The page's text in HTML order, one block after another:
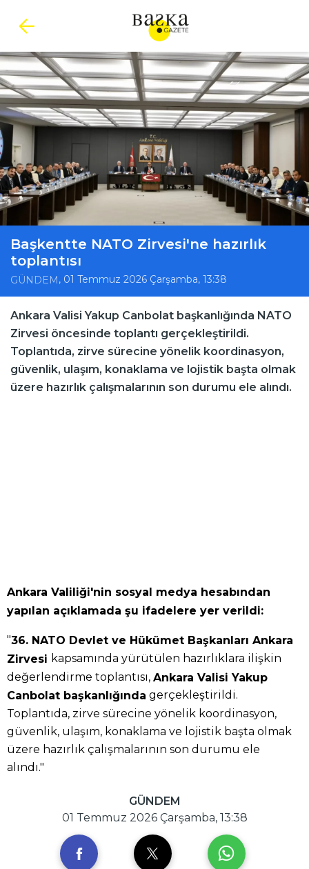
Başkentte NATO Zirvesi'ne hazırlık
toplantısı
GÜNDEM , 01 Temmuz 2026 Çarşamba, 13:38
Ankara Valisi Yakup Canbolat başkanlığında NATO
Zirvesi öncesinde toplantı gerçekleştirildi.
Toplantıda, zirve sürecine yönelik koordinasyon,
güvenlik, ulaşım, konaklama ve lojistik başta olmak
üzere hazırlık çalışmalarının son durumu ele alındı.
Ankara Valiliği'nin sosyal medya hesabından
yapılan açıklamada şu ifadelere yer verildi:
"36. NATO Devlet ve Hükümet Başkanları Ankara
Zirvesi kapsamında yürütülen hazırlıklara ilişkin
değerlendirme toplantısı, Ankara Valisi Yakup
Canbolat başkanlığında gerçekleştirildi.
Toplantıda, zirve sürecine yönelik koordinasyon,
güvenlik, ulaşım, konaklama ve lojistik başta olmak
üzere hazırlık çalışmalarının son durumu ele
alındı."
GÜNDEM
01 Temmuz 2026 Çarşamba, 13:38